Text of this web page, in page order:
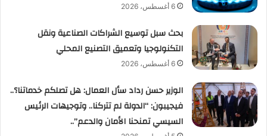
6 أغسطس، 2026
بحث سبل توسيع الشراكات الصناعية ونقل
التكنولوجيا وتعميق التصنيع المحلي
6 أغسطس، 2026
الوزير حسن رداد سأل العمال: هل تصلكم خدماتنا؟..
فيجيبون: “الدولة لم تتركنا.. وتوجيهات الرئيس
السيسي تمنحنا الأمان والدعم”..